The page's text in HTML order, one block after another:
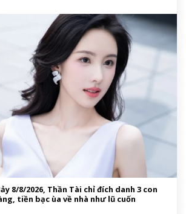
8/8/2026, Thần Tài chỉ đích danh 3 con
tiền bạc ùa về nhà như lũ cuốn